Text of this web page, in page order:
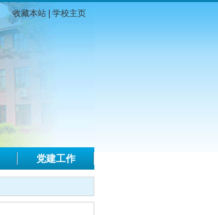
收藏本站| 学校主页
党建工作